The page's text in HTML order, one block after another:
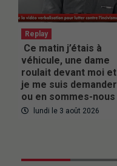
Replay
Ce matin j’étais à
véhicule, une dame
roulait devant moi et
je me suis demander
ou en sommes-nous
lundi le 3 août 2026